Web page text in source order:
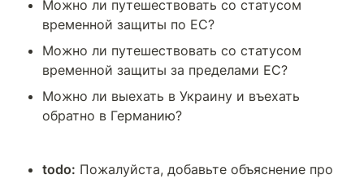
Можно ли путешествовать со статусом
временной защиты по ЕС?
Можно ли путешествовать со статусом
временной защиты за пределами ЕС?
Можно ли выехать в Украину и въехать
обратно в Германию?
todo: Пожалуйста, добавьте объяснение про